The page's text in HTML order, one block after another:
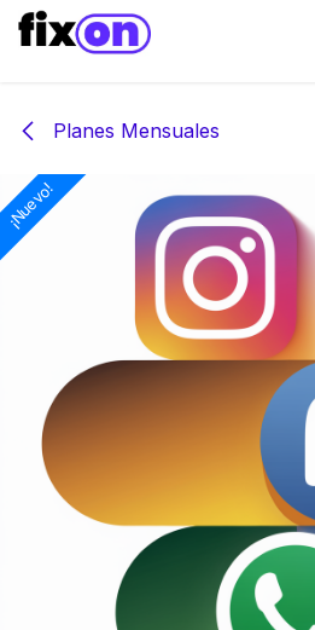
Ir al contenido
Planes Mensuales
¡Nuevo!